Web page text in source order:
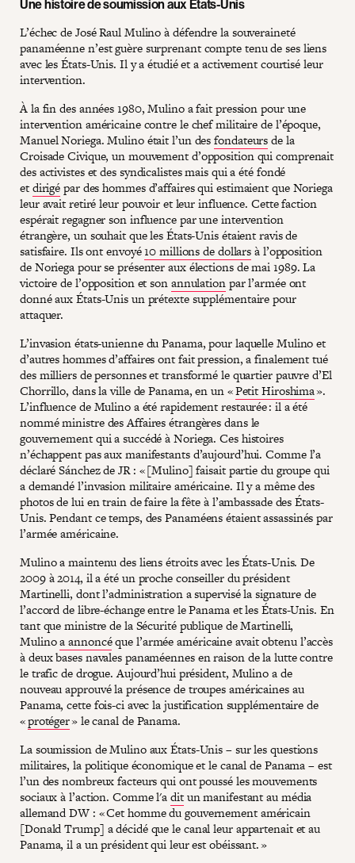
Une histoire de soumission aux États-Unis
L’échec de José Raul Mulino à défendre la souveraineté
panaméenne n’est guère surprenant compte tenu de ses liens
avec les États-Unis. Il y a étudié et a activement courtisé leur
intervention.
À la fin des années 1980, Mulino a fait pression pour une
intervention américaine contre le chef militaire de l’époque,
Manuel Noriega. Mulino était l’un desfondateursde la
Croisade Civique, un mouvement d’opposition qui comprenait
des activistes et des syndicalistes mais qui a été fondé
etdirigépar des hommes d’affaires qui estimaient que Noriega
leur avait retiré leur pouvoir et leur influence. Cette faction
espérait regagner son influence par une intervention
étrangère, un souhait que les États-Unis étaient ravis de
satisfaire. Ils ont envoyé10 millions de dollarsà l’opposition
de Noriega pour se présenter aux élections de mai 1989. La
victoire de l’opposition et sonannulationpar l’armée ont
donné aux États-Unis un prétexte supplémentaire pour
attaquer.
L’invasion états-unienne du Panama, pour laquelle Mulino et
d’autres hommes d’affaires ont fait pression, a finalement tué
des milliers de personnes et transformé le quartier pauvre d’El
Chorrillo, dans la ville de Panama, en un «Petit Hiroshima».
L’influence de Mulino a été rapidement restaurée : il a été
nommé ministre des Affaires étrangères dans le
gouvernement qui a succédé à Noriega. Ces histoires
n’échappent pas aux manifestants d’aujourd’hui. Comme l’a
déclaré Sánchez de JR : « [Mulino] faisait partie du groupe qui
a demandé l’invasion militaire américaine. Il y a même des
photos de lui en train de faire la fête à l’ambassade des États-
Unis. Pendant ce temps, des Panaméens étaient assassinés par
l’armée américaine.
Mulino a maintenu des liens étroits avec les États-Unis. De
2009 à 2014, il a été un proche conseiller du président
Martinelli, dont l’administration a supervisé la signature de
l’accord de libre-échange entre le Panama et les États-Unis. En
tant que ministre de la Sécurité publique de Martinelli,
Mulinoa annoncéque l’armée américaine avait obtenu l’accès
à deux bases navales panaméennes en raison de la lutte contre
le trafic de drogue. Aujourd’hui président, Mulino a de
nouveau approuvé la présence de troupes américaines au
Panama, cette fois-ci avec la justification supplémentaire de
«protéger» le canal de Panama.
La soumission de Mulino aux États-Unis – sur les questions
militaires, la politique économique et le canal de Panama – est
l’un des nombreux facteurs qui ont poussé les mouvements
sociaux à l’action. Comme l'aditun manifestant au média
allemand DW : « Cet homme du gouvernement américain
[Donald Trump] a décidé que le canal leur appartenait et au
Panama, il a un président qui leur est obéissant. »